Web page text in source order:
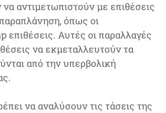
αντιμετωπιστούν με επιθέσεις
όπως οι
επιθέσεις. Αυτές οι παραλλαγές
να εκμεταλλευτούν τα
από την υπερβολική
να αναλύσουν τις τάσεις της